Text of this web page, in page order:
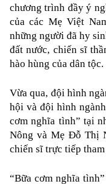
chương trình đầy ý
của các Mẹ Việt
những người đã hy
đất nước, chiến sĩ
hào hùng của dân tộc.
Vừa qua, đội hình
hội và đội hình
cơm nghĩa tình” tại
Nông và Mẹ Đỗ Thị
chiến sĩ trực tiếp
“Bữa cơm nghĩa